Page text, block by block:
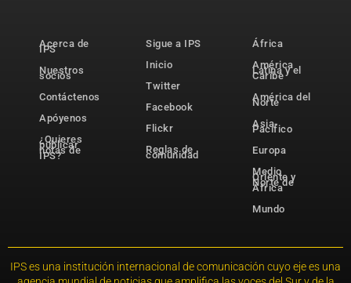
Acerca de
IPS
Nuestros
socios
Contáctenos
Apóyenos
¿Quieres
publicar
notas de
IPS?
Sigue a IPS
Inicio
Twitter
Facebook
Flickr
Reglas de
comunidad
África
América
Latina y el
Caribe
América del
Norte
Asia-
Pacífico
Europa
Medio
Oriente y
Norte de
África
Mundo
IPS es una institución internacional de comunicación cuyo eje es una